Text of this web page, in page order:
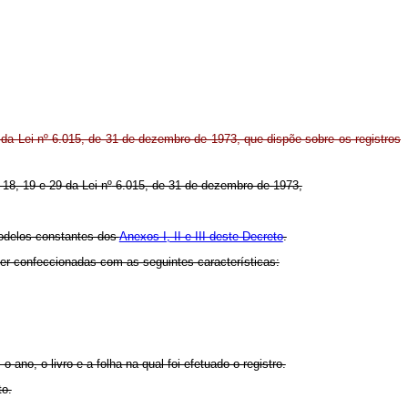
Lei nº6.015, de 31 de dezembro de 1973, que dispõe sobre os registros
19 e 29 da Lei nº6.015, de 31 de dezembro de 1973,
constantes dosAnexos I, II e III deste Decreto.
confeccionadas com as seguintes características:
ano, o livro e a folha na qual foi efetuado o registro.